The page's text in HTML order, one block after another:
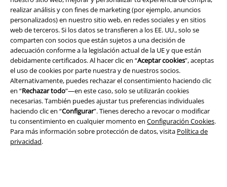
realizar análisis y con fines de marketing (por ejemplo, anuncios
personalizados) en nuestro sitio web, en redes sociales y en sitios
web de terceros. Si los datos se transfieren a los EE. UU., solo se
comparten con socios que están sujetos a una decisión de
adecuación conforme a la legislación actual de la UE y que están
debidamente certificados. Al hacer clic en “Aceptar cookies”, aceptas
el uso de cookies por parte nuestra y de nuestros socios.
Alternativamente, puedes rechazar el consentimiento haciendo clic
en “Rechazar todo”—en este caso, solo se utilizarán cookies
necesarias. También puedes ajustar tus preferencias individuales
haciendo clic en “Configurar”. Tienes derecho a revocar o modificar
tu consentimiento en cualquier momento en Configuración Cookies.
Para más información sobre protección de datos, visita Política de
privacidad.
Legal
Términos y Condiciones
Aviso Legal
Ley protección de datos
Eliminación de residuos y protección del medioambiente
Declaración de Conformidad